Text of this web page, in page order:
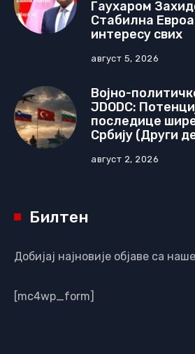
Гаухаром
Стабилна
интересу свих
август 5, 2026
Војно-
JDODC:
последице
Србију (Други
август 2, 2026
Билтен
Добијај најновије објаве са
[mc4wp_form]